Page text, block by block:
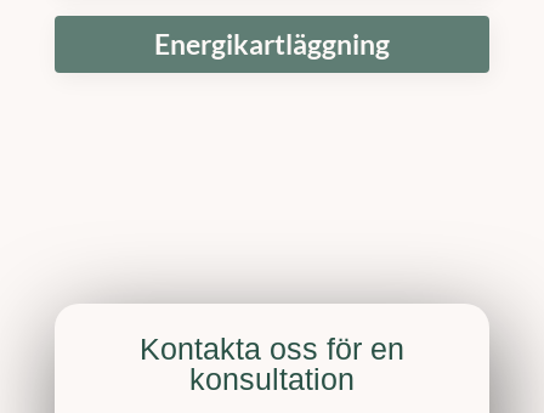
Energikartläggning
Kontakta oss för en
konsultation